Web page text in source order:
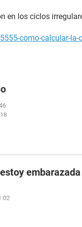
en los ciclos
como-calcular-la-
embarazada